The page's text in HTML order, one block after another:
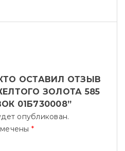
ОСТАВИЛ ОТЗЫВ
ЗОЛОТА 585
01Б730008”
опубликован.
*